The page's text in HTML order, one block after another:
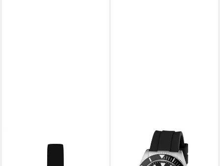
Quarzuhr MELODY, (1-tlg., Not
Quarzuhr CLIFF GW0969G1,
Armbanduhr, Herrenuhr,